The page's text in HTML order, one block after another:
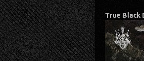
True Black